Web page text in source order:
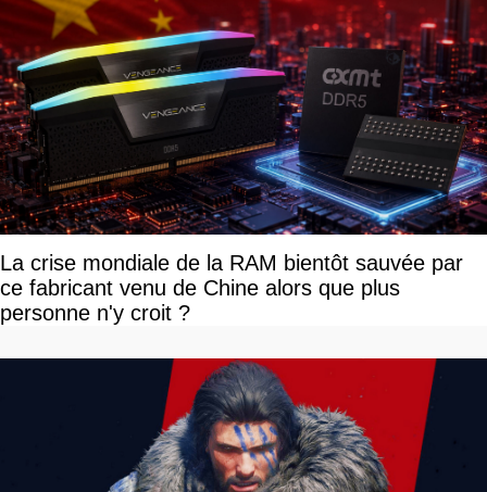
La crise mondiale de la RAM bientôt sauvée par
ce fabricant venu de Chine alors que plus
personne n'y croit ?